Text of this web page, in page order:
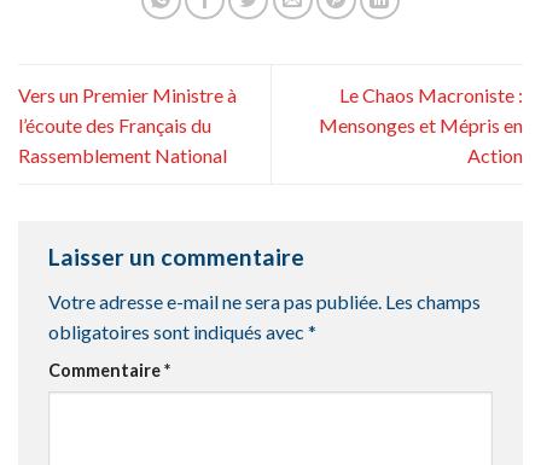
Vers un Premier Ministre à
l’écoute des Français du
Rassemblement National
Le Chaos Macroniste :
Mensonges et Mépris en
Action
Laisser un commentaire
Votre adresse e-mail ne sera pas publiée. Les champs
obligatoires sont indiqués avec *
Commentaire*